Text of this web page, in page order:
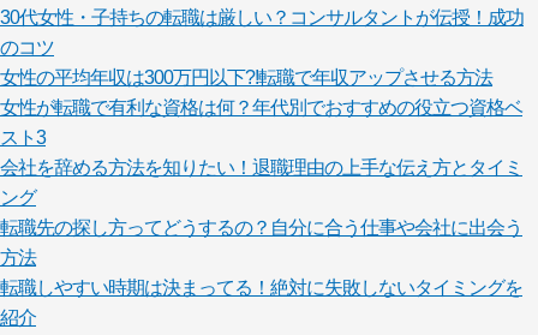
30代女性・子持ちの転職は厳しい？コンサルタントが伝授！成功
のコツ
女性の平均年収は300万円以下?!転職で年収アップさせる方法
女性が転職で有利な資格は何？年代別でおすすめの役立つ資格ベ
スト3
会社を辞める方法を知りたい！退職理由の上手な伝え方とタイミ
ング
転職先の探し方ってどうするの？自分に合う仕事や会社に出会う
方法
転職しやすい時期は決まってる！絶対に失敗しないタイミングを
紹介